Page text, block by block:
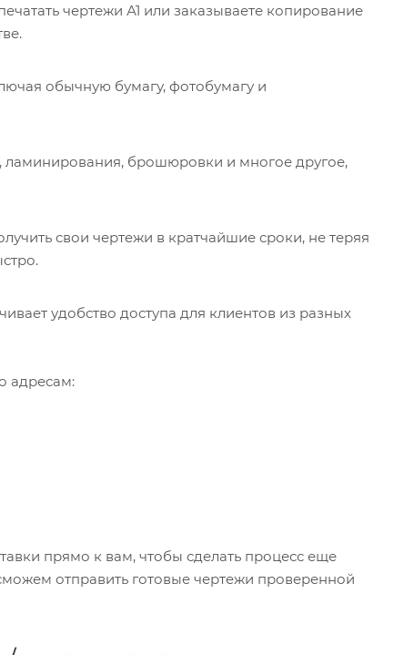
чертежи А1 или заказываете копирование
обычную бумагу, фотобумагу и
ламинирования, брошюровки и многое другое,
свои чертежи в кратчайшие сроки, не теряя
удобство доступа для клиентов из разных
адресам:
прямо к вам, чтобы сделать процесс еще
отправить готовые чертежи проверенной